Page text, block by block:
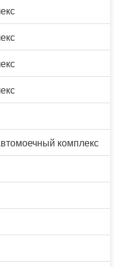
комплекс